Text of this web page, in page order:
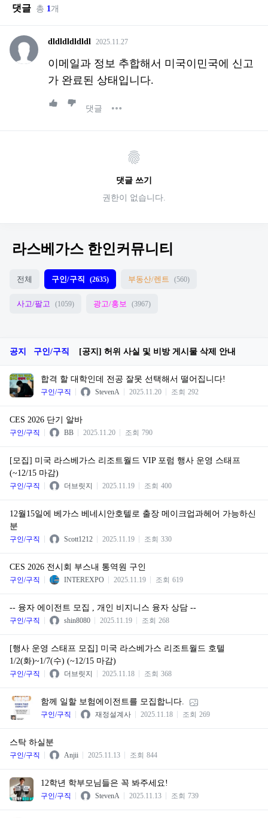
댓글 총 1 개
dldldldldldl 2025.11.27
이메일과 정보 추합해서 미국이민국에 신고
가 완료된 상태입니다.
댓글
댓글 쓰기
권한이 없습니다.
라스베가스 한인커뮤니티
전체 구인/구직 (2635) 부동산/렌트 (560)
사고/팔고 (1059) 광고/홍보 (3967)
공지 구인/구직 [공지] 허위 사실 및 비방 게시물 삭제 안내
합격 할 대학인데 전공 잘못 선택해서 떨어집니다!
구인/구직 StevenA 2025.11.20 조회 292
CES 2026 단기 알바
구인/구직 BB 2025.11.20 조회 790
[모집] 미국 라스베가스 리조트월드 VIP 포럼 행사 운영 스태프
(~12/15 마감)
구인/구직 더브릿지 2025.11.19 조회 400
12월15일에 베가스 베네시안호텔로 출장 메이크업과헤어 가능하신
분
구인/구직 Scott1212 2025.11.19 조회 330
CES 2026 전시회 부스내 통역원 구인
구인/구직 INTEREXPO 2025.11.19 조회 619
-- 융자 에이전트 모집 , 개인 비지니스 융자 상담 --
구인/구직 shin8080 2025.11.19 조회 268
[행사 운영 스태프 모집] 미국 라스베가스 리조트월드 호텔
1/2(화)~1/7(수) (~12/15 마감)
구인/구직 더브릿지 2025.11.18 조회 368
함께 일할 보험에이전트를 모집합니다.
구인/구직 재정설계사 2025.11.18 조회 269
스탁 하실분
구인/구직 Anjii 2025.11.13 조회 844
12학년 학부모님들은 꼭 봐주세요!
구인/구직 StevenA 2025.11.13 조회 739